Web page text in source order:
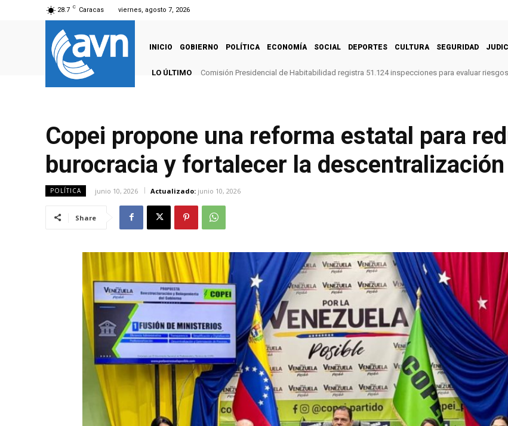
28.7 C Caracas viernes, agosto 7, 2026
INICIO GOBIERNO POLÍTICA ECONOMÍA SOCIAL DEPORTES CULTURA SEGURIDAD
LO ÚLTIMO Comisión Presidencial de Habitabilidad registra 51.124 inspecciones para evaluar riesgos
Copei propone una reforma estatal para
burocracia y fortalecer la
POLÍTICA junio 10, 2026 Actualizado: junio 10, 2026
Share